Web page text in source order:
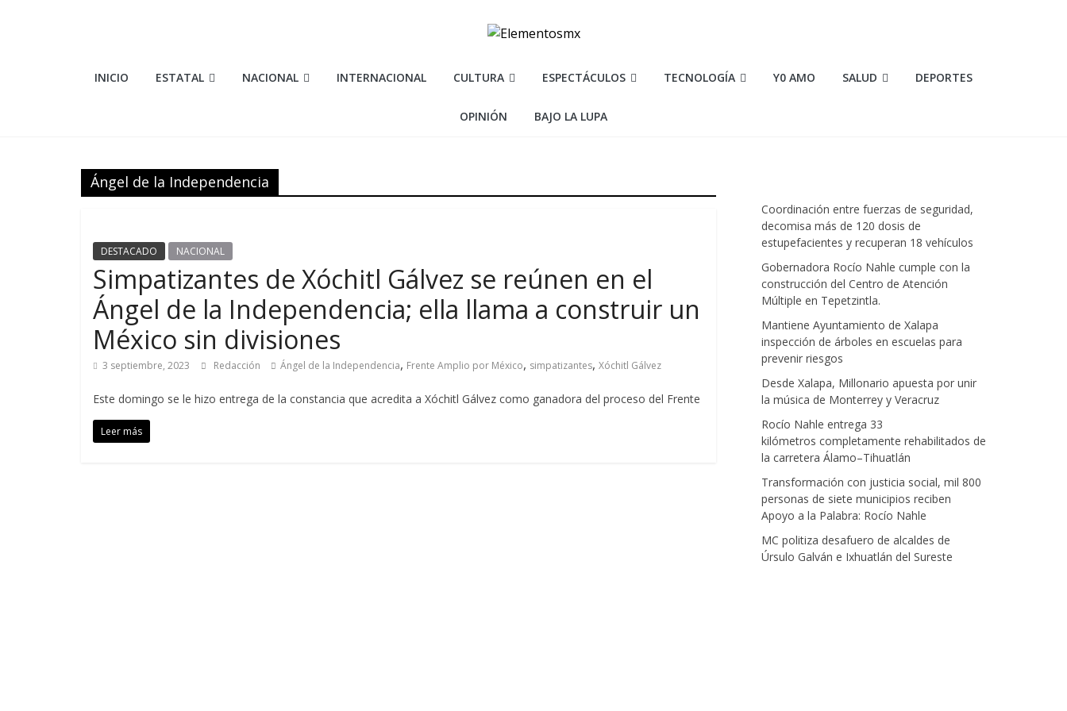
Elementosmx
INICIO ESTATAL NACIONAL INTERNACIONAL CULTURA ESPECTÁCULOS TECNOLOGÍA Y0 AMO SALUD DEPORTES
OPINIÓN BAJO LA LUPA
Ángel de la Independencia
DESTACADO NACIONAL
Simpatizantes de Xóchitl Gálvez se reúnen en el
Ángel de la Independencia; ella llama a construir un
México sin divisiones
3 septiembre, 2023 Redacción Ángel de la Independencia, Frente Amplio por México, simpatizantes, Xóchitl Gálvez
Este domingo se le hizo entrega de la constancia que acredita a Xóchitl Gálvez como ganadora del proceso del Frente
Leer más
Coordinación entre fuerzas de seguridad,
decomisa más de 120 dosis de
estupefacientes y recuperan 18 vehículos
Gobernadora Rocío Nahle cumple con la
construcción del Centro de Atención
Múltiple en Tepetzintla.
Mantiene Ayuntamiento de Xalapa
inspección de árboles en escuelas para
prevenir riesgos
Desde Xalapa, Millonario apuesta por unir
la música de Monterrey y Veracruz
Rocío Nahle entrega 33
kilómetros completamente rehabilitados de
la carretera Álamo–Tihuatlán
Transformación con justicia social, mil 800
personas de siete municipios reciben
Apoyo a la Palabra: Rocío Nahle
MC politiza desafuero de alcaldes de
Úrsulo Galván e Ixhuatlán del Sureste